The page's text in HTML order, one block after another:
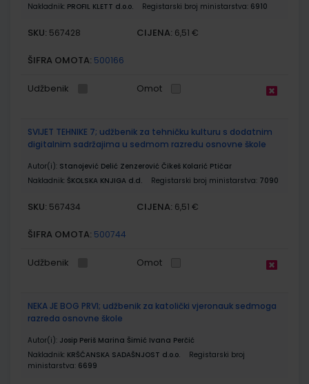
Nakladnik: PROFIL KLETT d.o.o. Registarski broj ministarstva: 6910
SKU: 567428 CIJENA: 6,51 €
ŠIFRA OMOTA: 500166
Udžbenik Omot
SVIJET TEHNIKE 7; udžbenik za tehničku kulturu s dodatnim
digitalnim sadržajima u sedmom razredu osnovne škole
Autor(i): Stanojević Delić Zenzerović Čikeš Kolarić Ptičar
Nakladnik: ŠKOLSKA KNJIGA d.d. Registarski broj ministarstva: 7090
SKU: 567434 CIJENA: 6,51 €
ŠIFRA OMOTA: 500744
Udžbenik Omot
NEKA JE BOG PRVI; udžbenik za katolički vjeronauk sedmoga
razreda osnovne škole
Autor(i): Josip Periš Marina Šimić Ivana Perčić
Nakladnik: KRŠĆANSKA SADAŠNJOST d.o.o.
Registarski broj
ministarstva: 6699